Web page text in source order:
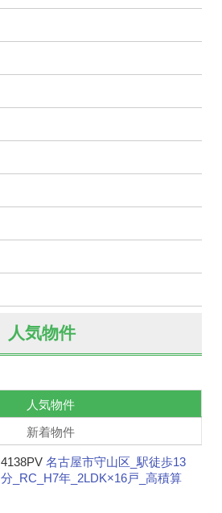
人気物件
人気物件
新着物件
4138PV 名古屋市守山区_駅徒歩13
分_RC_H7年_2LDK×16戸_高積算